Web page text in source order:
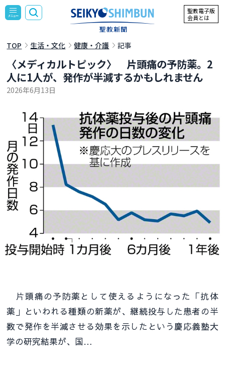
聖教電子版
会員とは
TOP 生活・文化 健康・介護 記事
〈メディカルトピック〉 片頭痛の予防薬。2
人に1人が、発作が半減するかもしれません
2026年6月13日
片頭痛の予防薬として使えるようになった「抗体
薬」といわれる種類の新薬が、継続投与した患者の半
数で発作を半減させる効果を示したという慶応義塾大
学の研究結果が、国…